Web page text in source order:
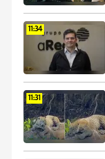
11:34
11:31